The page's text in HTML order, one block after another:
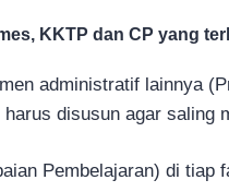
KKTP dan CP yang
administratif lainnya
harus disusun agar saling
Pembelajaran) di tiap